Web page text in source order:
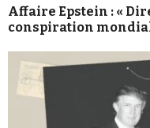
Affaire Epstein : «
conspiration